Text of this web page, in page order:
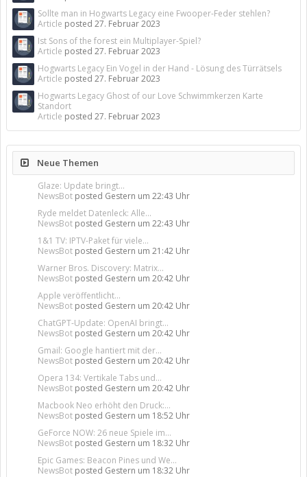
Sollte man in Hogwarts Legacy eine Fwooper-Feder stehlen?
Article posted 27. Februar 2023
Ist Sons of the forest ein Multiplayer-Spiel?
Article posted 27. Februar 2023
Hogwarts Legacy Ein Vogel in der Hand - Lösung des Türrätsels
Article posted 27. Februar 2023
Hogwarts Legacy Ghost of our Love Schwimmkerzen Karte
Standort
Article posted 27. Februar 2023
Neue Themen
Glaze: Update bringt...
NewsBot posted Gestern um 22:43 Uhr
Ryde meldet Datenleck: Alle...
NewsBot posted Gestern um 22:43 Uhr
1&1 TV: IPTV-Paket für viele...
NewsBot posted Gestern um 21:42 Uhr
Warner Bros. Discovery: Matrix...
NewsBot posted Gestern um 20:42 Uhr
Apple veröffentlicht...
NewsBot posted Gestern um 20:42 Uhr
ChatGPT-Update: OpenAI bringt...
NewsBot posted Gestern um 20:42 Uhr
Gmail: Google hantiert mit der...
NewsBot posted Gestern um 20:42 Uhr
Opera 134: Vertikale Tabs und...
NewsBot posted Gestern um 20:42 Uhr
Macbook Neo erhöht den Druck:...
NewsBot posted Gestern um 18:52 Uhr
GeForce NOW: 26 neue Spiele im...
NewsBot posted Gestern um 18:32 Uhr
Epic Games: Beacon Pines und We...
NewsBot posted Gestern um 18:32 Uhr